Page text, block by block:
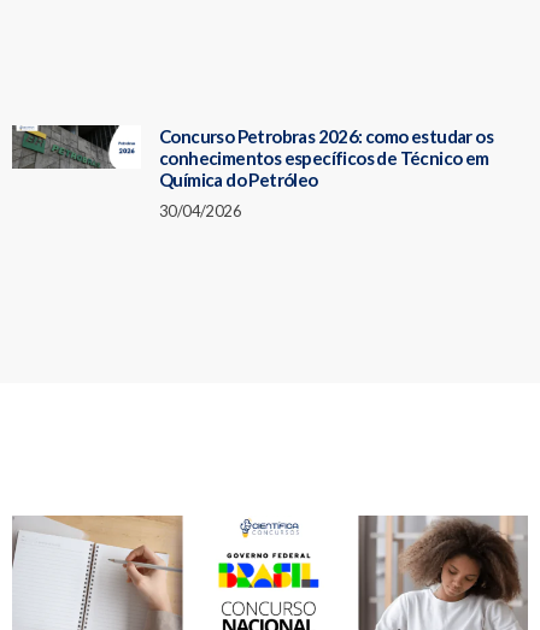
Concurso Petrobras 2026: como estudar os
conhecimentos específicos de Técnico em
Química do Petróleo
30/04/2026